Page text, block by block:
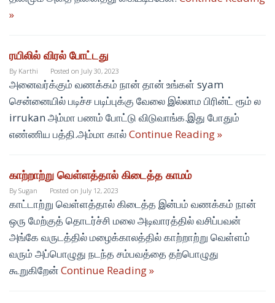
»
ரயிலில் விரல் போட்டது
By Karthi Posted on July 30, 2023
அனைவர்க்கும் வணக்கம் நான் தான் உங்கள் syam
சென்னையில் படிச்ச படிப்புக்கு வேலை இல்லாம பிரின்ட் ரூம் ல
irrukan அம்மா பணம் போட்டு விடுவாங்க.இது போதும்
எண்ணிய பத்தி.அம்மா கால்Continue Reading »
காற்றாற்று வெள்ளத்தால் கிடைத்த காமம்
By Sugan Posted on July 12, 2023
காட்டாற்று வெள்ளத்தால் கிடைத்த இன்பம் வணக்கம் நான்
ஒரு மேற்குத் தொடர்ச்சி மலை அடிவாரத்தில் வசிப்பவன்
அங்கே வருடத்தில் மழைக்காலத்தில் காற்றாற்று வெள்ளம்
வரும் அப்பொழுது நடந்த சம்பவத்தை தற்பொழுது
கூறுகிறேன்Continue Reading »